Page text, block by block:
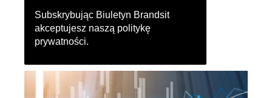
Subskrybując Biuletyn Brandsit
akceptujesz naszą politykę
prywatności.